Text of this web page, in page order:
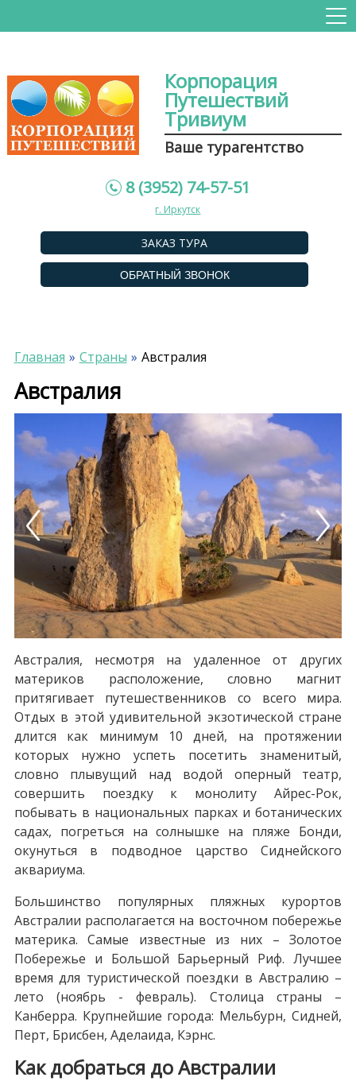
Корпорация
Путешествий
Тривиум
Ваше турагентство
ЗАКАЗ ТУРА
ОБРАТНЫЙ ЗВОНОК
8 (3952) 74-57-51
г. Иркутск
Главная Страны Австралия
Австралия
Previous Next
Австралия, несмотря на удаленное от других
материков расположение, словно магнит
притягивает путешественников со всего мира.
Отдых в этой удивительной экзотической стране
длится как минимум 10 дней, на протяжении
которых нужно успеть посетить знаменитый,
словно плывущий над водой оперный театр,
совершить поездку к монолиту Айрес-Рок,
побывать в национальных парках и ботанических
садах, погреться на солнышке на пляже Бонди,
окунуться в подводное царство Сиднейского
аквариума.
Большинство популярных пляжных курортов
Австралии располагается на восточном побережье
материка. Самые известные из них – Золотое
Побережье и Большой Барьерный Риф. Лучшее
время для туристической поездки в Австралию –
лето (ноябрь - февраль). Столица страны –
Канберра. Крупнейшие города: Мельбурн, Сидней,
Перт, Брисбен, Аделаида, Кэрнс.
Как добраться до Австралии